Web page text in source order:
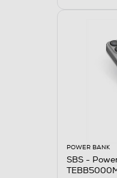
POWER BANK
SBS -